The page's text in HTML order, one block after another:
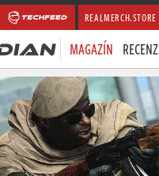
REALMERCH.STORE
MAGAZÍN